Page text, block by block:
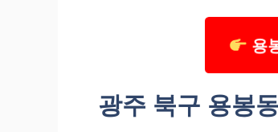
용봉
광주 북구 용봉